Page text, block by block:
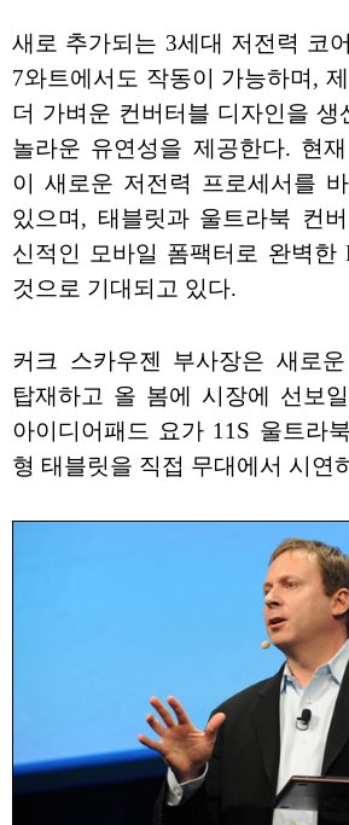
새로 추가되는 3세대 저전력 코
7와트에서도 작동이 가능하며,
더 가벼운 컨버터블 디자인을 생
놀라운 유연성을 제공한다. 현
이 새로운 저전력 프로세서를
있으며, 태블릿과 울트라북 컨
신적인 모바일 폼팩터로 완벽한
것으로 기대되고 있다.
커크 스카우젠 부사장은 새로
탑재하고 올 봄에 시장에 선보
아이디어패드 요가 11S 울트라
형 태블릿을 직접 무대에서 시연